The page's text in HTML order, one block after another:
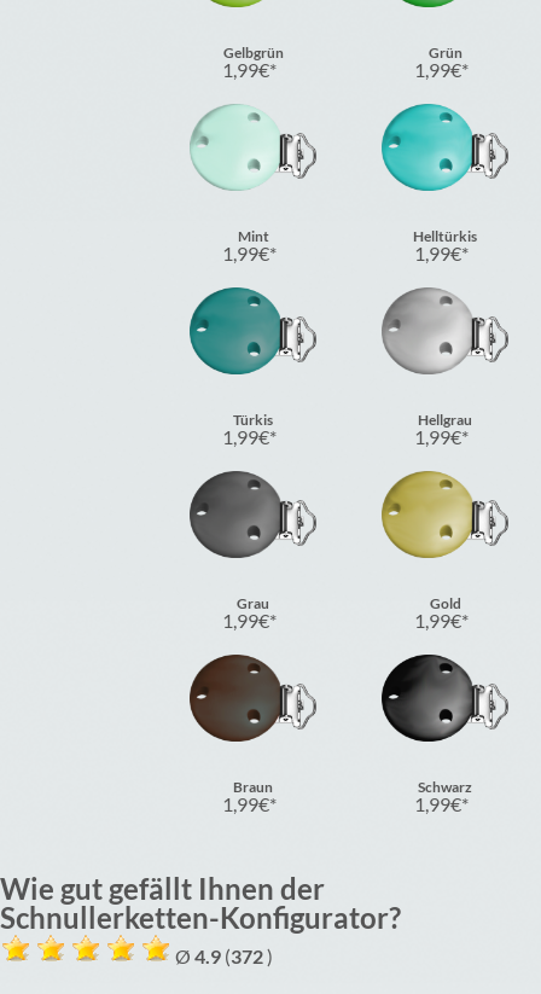
Gelbgrün
1,99€
Grün
1,99€
Mint
1,99€
Helltürkis
1,99€
Türkis
1,99€
Hellgrau
1,99€
Grau
1,99€
Gold
1,99€
Braun
1,99€
Schwarz
1,99€
Wie gut gefällt Ihnen der
Schnullerketten-Konfigurator?
Ø 4.9 (372)